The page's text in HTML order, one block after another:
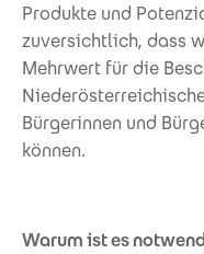
Produkte und
zuversichtlich, dass
Mehrwert für die
Bürgerinnen und
können.
Warum ist es